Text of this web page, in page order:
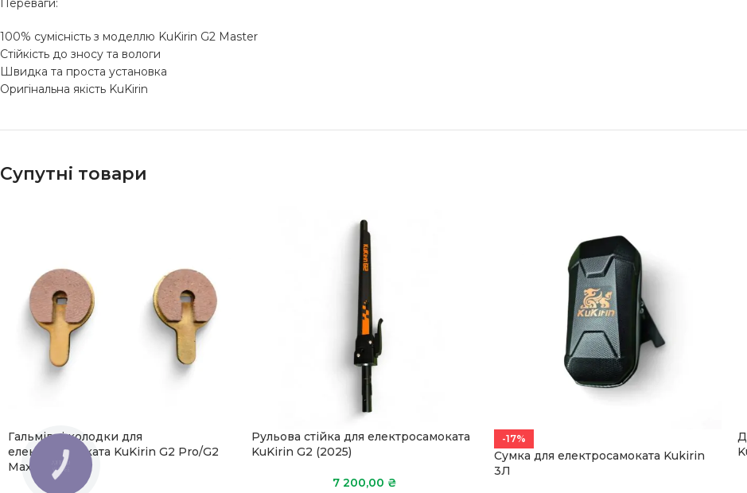
Переваги:
100% сумісність з моделлю KuKirin G2 Master
Стійкість до зносу та вологи
Швидка та проста установка
Оригінальна якість KuKirin
Супутні товари
Гальмівні колодки для
електросамоката KuKirin G2 Pro/G2
Max
Рульова стійка для електросамоката
KuKirin G2 (2025)
7 200,00 ₴
-17%
Сумка для електросамоката Kukirin
3Л
КНОПКА
ЗВ'ЯЗКУ